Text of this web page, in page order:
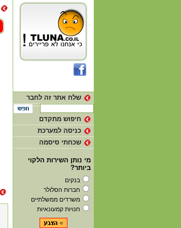
שלח אתר זה לחבר
חיפוש מתקדם
כניסה למערכת
שכחתי סיסמה
מי נותן השירות הלקוי
ביותר?
בנקים
חברות הסלולר
משרדים ממשלתיים
חנויות קמעונאיות